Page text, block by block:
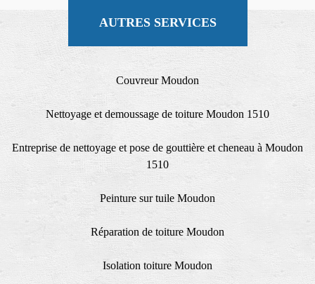
AUTRES SERVICES
Couvreur Moudon
Nettoyage et demoussage de toiture Moudon 1510
Entreprise de nettoyage et pose de gouttière et cheneau à Moudon
1510
Peinture sur tuile Moudon
Réparation de toiture Moudon
Isolation toiture Moudon